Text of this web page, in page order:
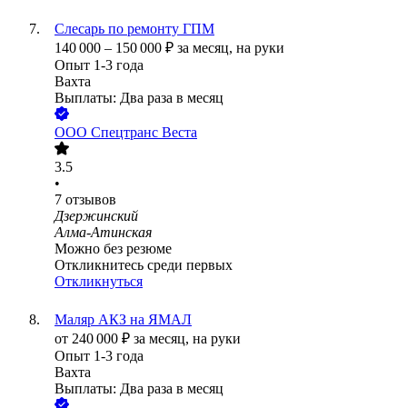
Слесарь по ремонту ГПМ
140 000 – 150 000 ₽ за месяц, на руки
Опыт 1-3 года
Вахта
Выплаты: Два раза в месяц
ООО Спецтранс Веста
3.5
•
7 отзывов
Дзержинский
Алма-Атинская
Можно без резюме
Откликнитесь среди первых
Откликнуться
Маляр АКЗ на ЯМАЛ
от 240 000 ₽ за месяц, на руки
Опыт 1-3 года
Вахта
Выплаты: Два раза в месяц